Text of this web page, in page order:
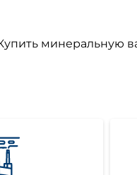
минеральную